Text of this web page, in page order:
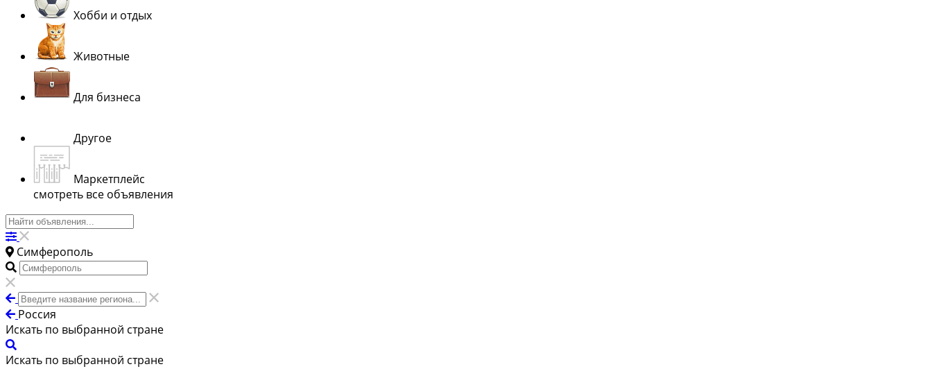
Хобби и отдых
Животные
Для бизнеса
Другое
Маркетплейс
смотреть все объявления
Симферополь
Россия
Искать по выбранной стране
Искать по выбранной стране